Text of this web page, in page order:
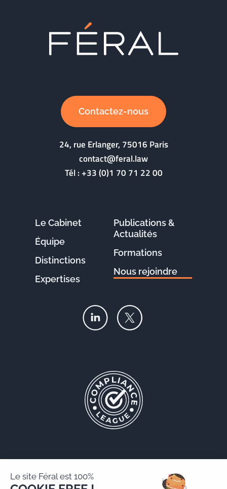
Contactez-nous
24, rue Erlanger, 75016 Paris
contact@feral.law
Tél :+33 (0)1 70 71 22 00
Le Cabinet
Équipe
Distinctions
Expertises
Publications &
Actualités
Formations
Nous rejoindre
Le site Féral est 100%